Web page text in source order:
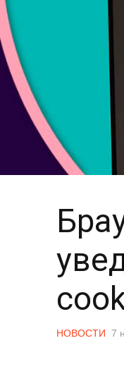
НОВОСТИ 7